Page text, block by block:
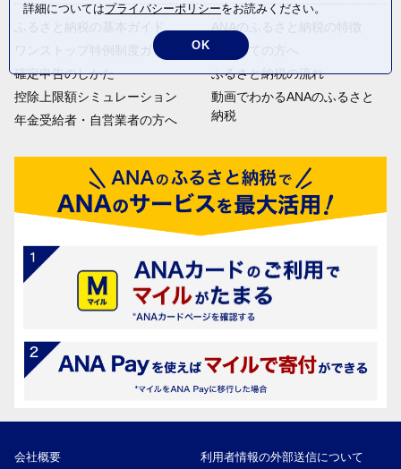
ふるさと納税の基本ガイド
ワンストップ特例制度ガイド
確定申告のしかた
控除上限額シミュレーション
年金受給者・自営業者の方へ
ANAのふるさと納税の特徴
はじめての方へ
ふるさと納税の流れ
動画でわかるANAのふるさと
納税
会社概要 利用者情報の外部送信について
詳細についてはプライバシーポリシーをお読みください。
OK